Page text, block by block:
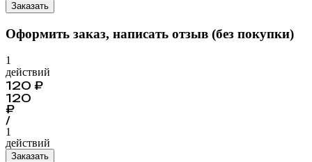
Заказать
Оформить заказ, написать отзыв (без покупки)
1
действий
120 ₽
120
₽
/
1
действий
Заказать